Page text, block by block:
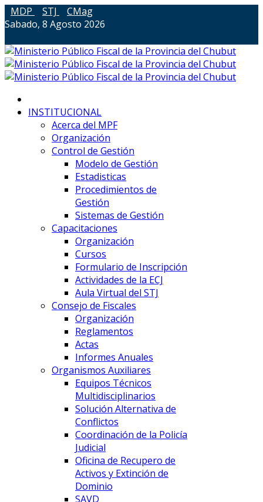
MDP STJ
CMag
Sabado, 8 Agosto 2026
INSTITUCIONAL
Acerca del MPF
Organización
Control de Gestión
Modelo de Gestión
Estadisticas
Procedimientos de
Gestión
Sistemas de Gestión
Capacitaciones
Organización
Cursos
Formulario de Inscripción
Actividades de la ECJ
Aula Virtual del STJ
Consejo de Fiscales
Organización
Reglamentos
Actas
Informes Anuales
Organismos Auxiliares
Equipos Técnicos
Multidisciplinarios
Solución Alternativa de
Conflictos
Coordinación de la Policía
Judicial
Oficina de Recupero de
Activos y Extinción de
Dominio
SAVD